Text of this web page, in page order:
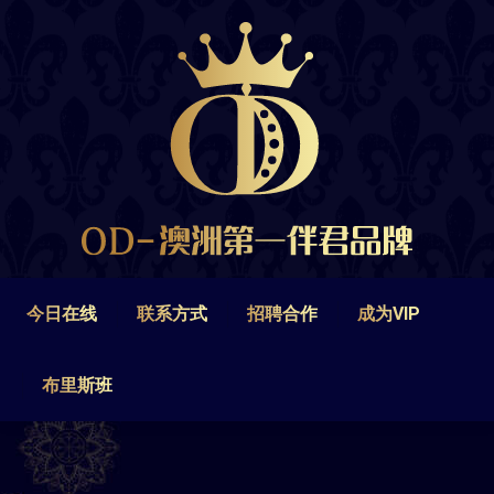
今日在线 联系方式 招聘合作 成为VIP
布里斯班
联系方式 招聘合作
布里斯班